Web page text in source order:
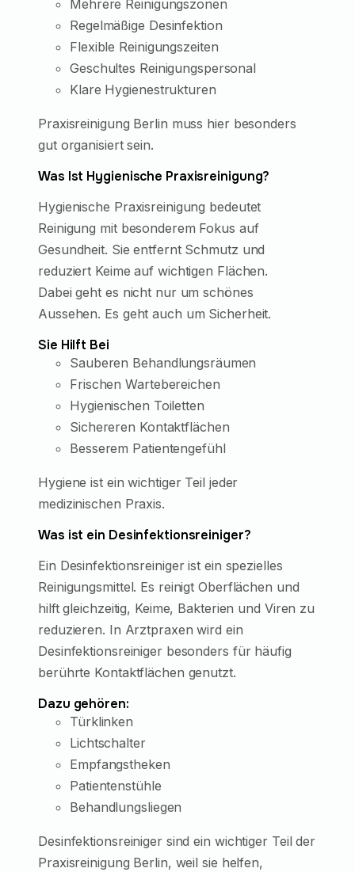
Mehrere Reinigungszonen
Regelmäßige Desinfektion
Flexible Reinigungszeiten
Geschultes Reinigungspersonal
Klare Hygienestrukturen
Praxisreinigung Berlin muss hier besonders
gut organisiert sein.
Was Ist Hygienische Praxisreinigung?
Hygienische Praxisreinigung bedeutet
Reinigung mit besonderem Fokus auf
Gesundheit. Sie entfernt Schmutz und
reduziert Keime auf wichtigen Flächen.
Dabei geht es nicht nur um schönes
Aussehen. Es geht auch um Sicherheit.
Sie Hilft Bei
Sauberen Behandlungsräumen
Frischen Wartebereichen
Hygienischen Toiletten
Sichereren Kontaktflächen
Besserem Patientengefühl
Hygiene ist ein wichtiger Teil jeder
medizinischen Praxis.
Was ist ein Desinfektionsreiniger?
Ein Desinfektionsreiniger ist ein spezielles
Reinigungsmittel. Es reinigt Oberflächen und
hilft gleichzeitig, Keime, Bakterien und Viren zu
reduzieren. In Arztpraxen wird ein
Desinfektionsreiniger besonders für häufig
berührte Kontaktflächen genutzt.
Dazu gehören:
Türklinken
Lichtschalter
Empfangstheken
Patientenstühle
Behandlungsliegen
Desinfektionsreiniger sind ein wichtiger Teil der
Praxisreinigung Berlin, weil sie helfen,